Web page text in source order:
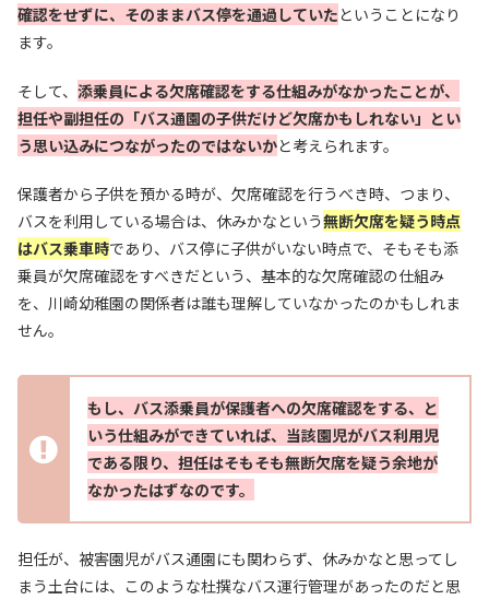
確認をせずに、そのままバス停を通過していたということになり
ます。
そして、 添乗員による欠席確認をする仕組みがなかったことが、
担任や副担任の「バス通園の子供だけど欠席かもしれない」とい
う思い込みにつながったのではないかと考えられます。
保護者から子供を預かる時が、欠席確認を行うべき時、つまり、
バスを利用している場合は、休みかなという無断欠席を疑う時点
はバス乗車時であり、バス停に子供がいない時点で、そもそも添
乗員が欠席確認をすべきだという、基本的な欠席確認の仕組み
を、川崎幼稚園の関係者は誰も理解していなかったのかもしれま
せん。
もし、バス添乗員が保護者への欠席確認をする、と
いう仕組みができていれば、当該園児がバス利用児
である限り、担任はそもそも無断欠席を疑う余地が
なかったはずなのです。
担任が、被害園児がバス通園にも関わらず、休みかなと思ってし
まう土台には、このような杜撰なバス運行管理があったのだと思